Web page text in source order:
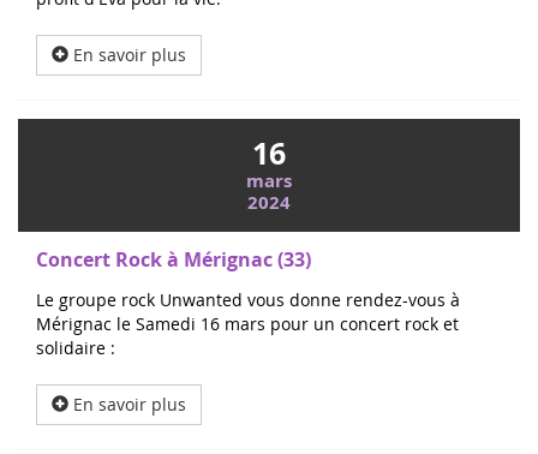
En savoir plus
16
mars
2024
Concert Rock à Mérignac (33)
Le groupe rock Unwanted vous donne rendez-vous à
Mérignac le Samedi 16 mars pour un concert rock et
solidaire :
En savoir plus